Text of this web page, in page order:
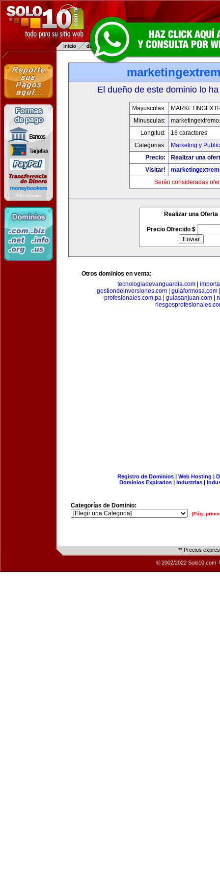
El dueño de este dominio lo
Mayusculas:
Minusculas:
Longitud:
16 caracteres
Categorias:
Marketing y
Precio:
Realizar una
Visitar!
Serán consideradas
Realizar una Oferta
Precio Ofrecido $
Otros dominios en venta:
tecnologiadevanguardia.com|
gestiondeinversiones.com| guiaformosa.com
profesionales.com.pa
guiasanjuan.com
Registro de Dominios| Web Hosting |
Dominios Expirados | Industrias |
Categorías de Dominio:
[Pág.
** Precios
© 2002/2022 Solo10.com